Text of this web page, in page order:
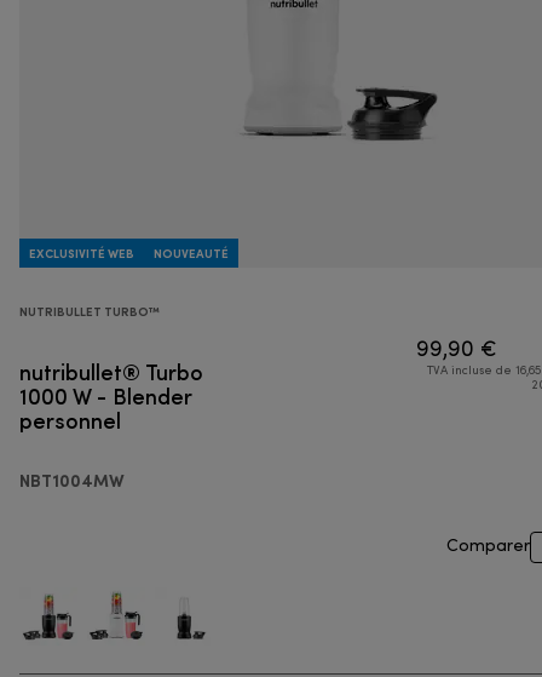
EXCLUSIVITÉ WEB NOUVEAUTÉ
NUTRIBULLET TURBO™
nutribullet® Turbo
1000 W - Blender
personnel
NBT1004MW
99,90 €
TVA incluse de
Comparer